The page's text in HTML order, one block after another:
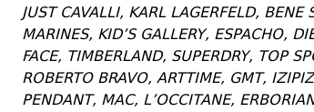
JUST CAVALLI, KARL LAGERFELD, BENE
MARINES, KID’S GALLERY, ESPACHO,
FACE, TIMBERLAND, SUPERDRY, TOP
ROBERTO BRAVO, ARTTIME, GMT,
PENDANT, MAC, L’OCCITANE,